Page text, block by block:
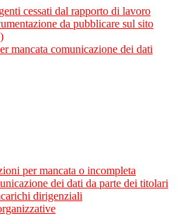
cessati dal rapporto di lavoro
da pubblicare sul sito
mancata comunicazione dei dati
per mancata o incompleta
dei dati da parte dei titolari
dirigenziali